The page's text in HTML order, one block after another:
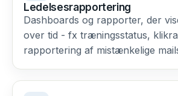
Ledelsesrapportering
Dashboards og rapporter, der
over tid - fx træningsstatus,
rapportering af mistænkelige